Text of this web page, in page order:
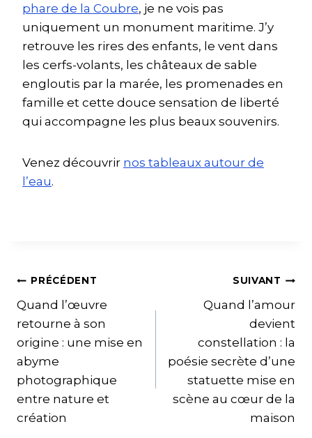
phare de la Coubre, je ne vois pas
uniquement un monument maritime. J’y
retrouve les rires des enfants, le vent dans
les cerfs-volants, les châteaux de sable
engloutis par la marée, les promenades en
famille et cette douce sensation de liberté
qui accompagne les plus beaux souvenirs.
Venez découvrir nos tableaux autour de
l’eau.
PRÉCÉDENT
Quand l’œuvre
retourne à son
origine : une mise en
abyme
photographique
entre nature et
création
SUIVANT
Quand l’amour
devient
constellation : la
poésie secrète d’une
statuette mise en
scène au cœur de la
maison